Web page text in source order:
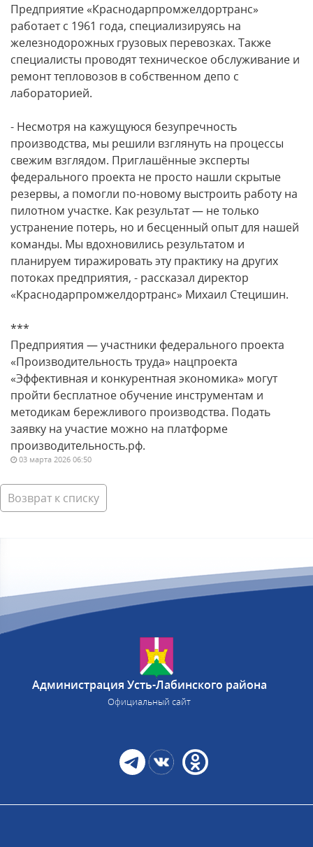
Предприятие «Краснодарпромжелдортранс»
работает с 1961 года, специализируясь на
железнодорожных грузовых перевозках. Также
специалисты проводят техническое обслуживание и
ремонт тепловозов в собственном депо с
лабораторией.
- Несмотря на кажущуюся безупречность
производства, мы решили взглянуть на процессы
свежим взглядом. Приглашённые эксперты
федерального проекта не просто нашли скрытые
резервы, а помогли по-новому выстроить работу на
пилотном участке. Как результат — не только
устранение потерь, но и бесценный опыт для нашей
команды. Мы вдохновились результатом и
планируем тиражировать эту практику на других
потоках предприятия, - рассказал директор
«Краснодарпромжелдортранс» Михаил Стецишин.
***
Предприятия — участники федерального проекта
«Производительность труда» нацпроекта
«Эффективная и конкурентная экономика» могут
пройти бесплатное обучение инструментам и
методикам бережливого производства. Подать
заявку на участие можно на платформе
производительность.рф.
03 марта 2026 06:50
Возврат к списку
Администрация Усть-Лабинского района
Официальный сайт